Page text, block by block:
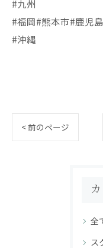
#九州
#福岡#熊本市#鹿児
#沖縄
< 前のページ
全
ス